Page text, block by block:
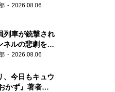
「青の洞窟」
2026.08.06
列車が銃撃され
ルの悲劇を語
2026.08.06
、今日もキュウ
かず』著者が